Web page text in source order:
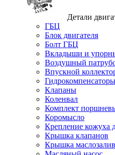
Детали
ГБЦ
Блок двигателя
Болт ГБЦ
Вкладыши и
Воздушный
Впускной
Гидрокомпенсаторы
Клапаны
Коленвал
Комплект
Коромысло
Крепление кожуха
Крышка клапанов
Крышка